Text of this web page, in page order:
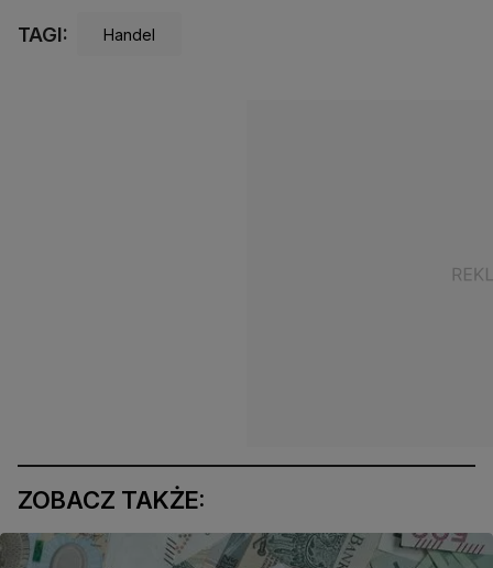
TAGI: Handel
ZOBACZ TAKŻE: